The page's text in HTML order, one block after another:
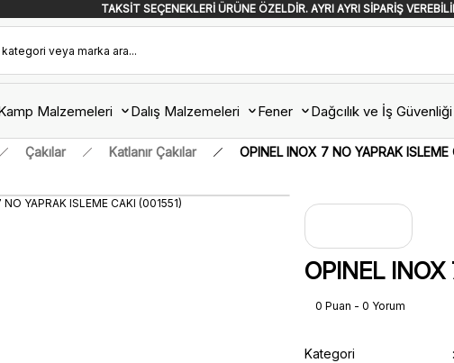
TAKSİT SEÇENEKLERİ ÜRÜNE ÖZELDİR. AYRI AYRI SİPARİŞ
Malzemeleri Dalış Malzemeleri Fener Dağcılık ve İş Güvenliği
Çakılar Katlanır Çakılar OPINEL INOX 7 NO YAPRAK ISLEME
OPINEL
0 Puan - 0 Yorum
Kategori